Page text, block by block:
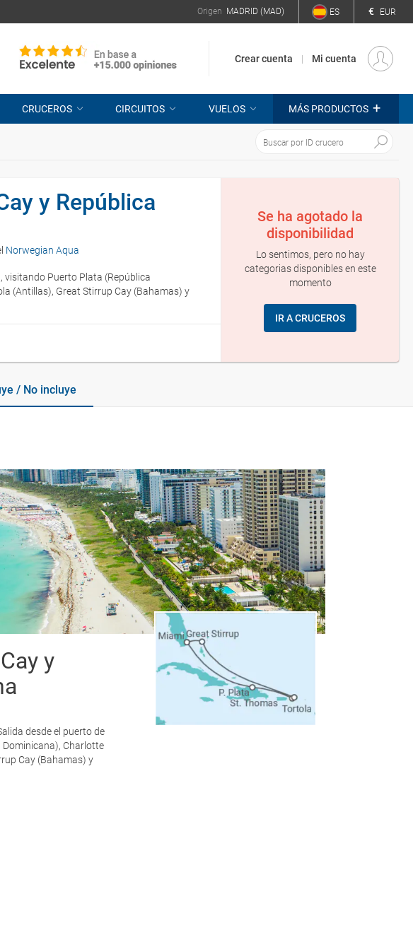
Origen MADRID (MAD) ES € EUR
Crear cuenta Mi cuenta
CRUCEROS CIRCUITOS VUELOS MÁS PRODUCTOS +
y República
Norwegian Aqua
visitando Puerto Plata (República
(Antillas), Great Stirrup Cay (Bahamas) y
Se ha agotado la
disponibilidad
Lo sentimos, pero no hay
categorias disponibles en este
momento
IR A CRUCEROS
Incluye / No incluye
y
desde el puerto de
Dominicana), Charlotte
Cay (Bahamas) y